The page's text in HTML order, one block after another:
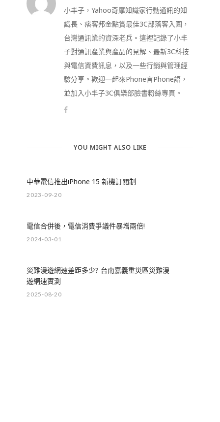
小丰子，Yahoo奇摩知識家行動通訊的知
識長、痞客邦金點賞最佳3C部落客入圍，
台灣通訊業的資深老兵。這裡記錄了小丰
子對通訊產業與產品的見解、最新3C科技
與電信資費訊息，以及一些行銷與管理經
驗分享。歡迎一起來Phone言Phone語，
並加入小丰子3C俱樂部臉書粉絲專頁。
YOU MIGHT ALSO LIKE
中華電信推出iPhone 15 新機訂閱制
2023-09-20
電信合併後，電信消費爭議件暴增兩倍!
2024-03-01
災難漫遊網速差距多少? 台南嘉義重災區災難漫
遊網速實測
2025-08-20